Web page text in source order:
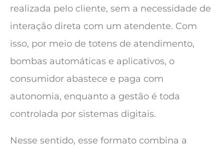
realizada pelo cliente, sem a necessidade de
interação direta com um atendente. Com
isso, por meio de totens de atendimento,
bombas automáticas e aplicativos, o
consumidor abastece e paga com
autonomia, enquanto a gestão é toda
controlada por sistemas digitais.
Nesse sentido, esse formato combina a